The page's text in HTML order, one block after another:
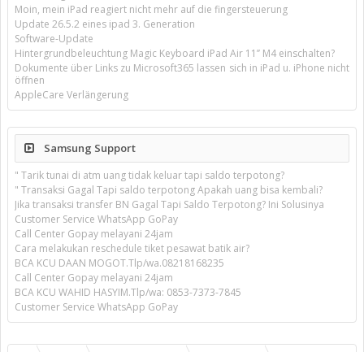
Moin, mein iPad reagiert nicht mehr auf die fingersteuerung
Update 26.5.2 eines ipad 3. Generation
Software-Update
Hintergrundbeleuchtung Magic Keyboard iPad Air 11’’ M4 einschalten?
Dokumente über Links zu Microsoft365 lassen sich in iPad u. iPhone nicht
öffnen
AppleCare Verlängerung
Samsung Support
" Tarik tunai di atm uang tidak keluar tapi saldo terpotong?
" Transaksi Gagal Tapi saldo terpotong Apakah uang bisa kembali?
Jika transaksi transfer BN Gagal Tapi Saldo Terpotong? Ini Solusinya
Customer Service WhatsApp GoPay
Call Center Gopay melayani 24jam
Cara melakukan reschedule tiket pesawat batik air?
BCA KCU DAAN MOGOT.Tlp/wa.08218168235
Call Center Gopay melayani 24jam
BCA KCU WAHID HASYIM.Tlp/wa: 0853-7373-7845
Customer Service WhatsApp GoPay